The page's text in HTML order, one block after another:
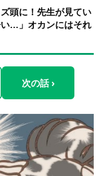
頭に！先生が見てい
…」オカンにはそれ
次の話 ›